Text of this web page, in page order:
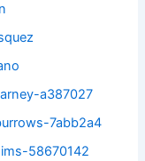
a387027
7abb2a4
58670142